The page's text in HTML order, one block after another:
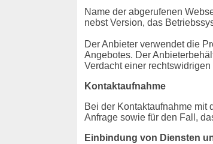
Name der abgerufenen
nebst Version, das
Der Anbieter verwendet die
Angebotes. Der
Verdacht einer
Kontaktaufnahme
Bei der Kontaktaufnahme mit
Anfrage sowie für den Fall,
Einbindung von Diensten